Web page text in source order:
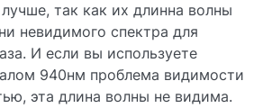
так как их длинна волны
невидимого спектра для
И если вы используете
940нм проблема видимости
эта длина волны не видима.